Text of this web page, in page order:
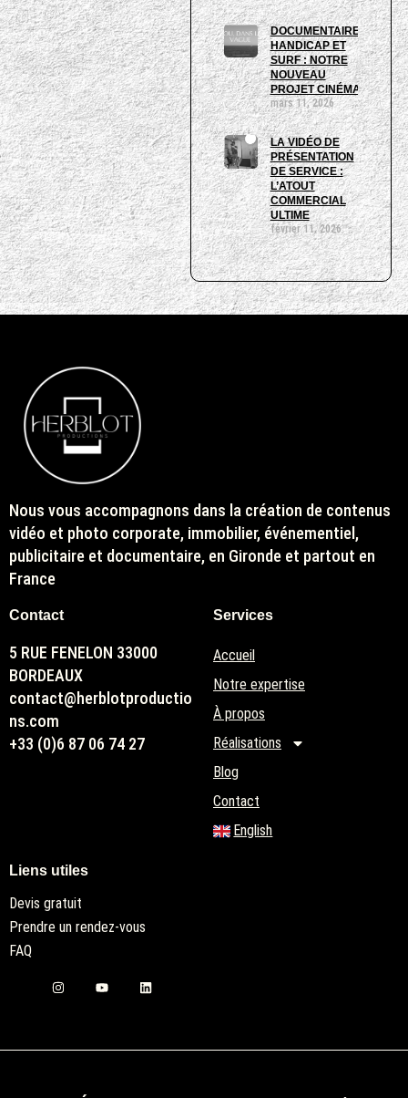
DOCUMENTAIRE,
HANDICAP ET
SURF : NOTRE
NOUVEAU
PROJET CINÉMA
mars 11, 2026
LA VIDÉO DE
PRÉSENTATION
DE SERVICE :
L’ATOUT
COMMERCIAL
ULTIME
février 11, 2026
Nous vous accompagnons dans la création de contenus
vidéo et photo corporate, immobilier, événementiel,
publicitaire et documentaire, en Gironde et partout en
France
Contact
5 RUE FENELON 33000
BORDEAUX
contact@herblotproductio
ns.com
+33 (0)6 87 06 74 27
Services
Accueil
Notre expertise
À propos
Réalisations
Blog
Contact
English
Liens utiles
Devis gratuit
Prendre un rendez-vous
FAQ